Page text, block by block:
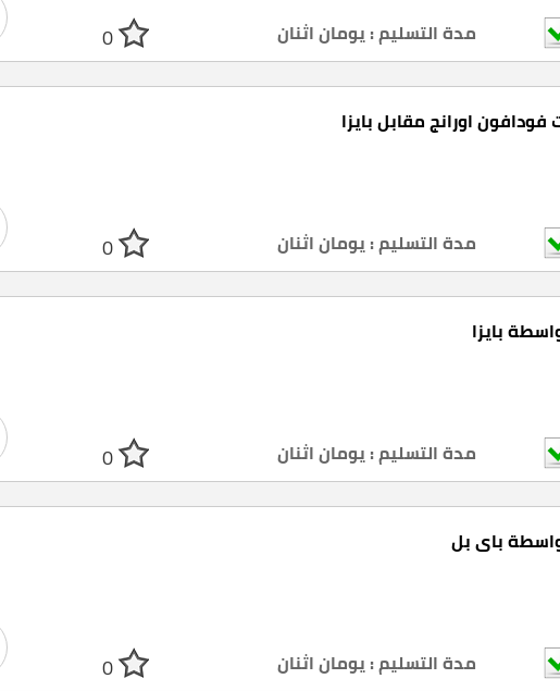
0 مدة التسليم : يومان اثنان
اورانج مقابل بايزا
0 مدة التسليم : يومان اثنان
بايزا
0 مدة التسليم : يومان اثنان
باى بل
0 مدة التسليم : يومان اثنان